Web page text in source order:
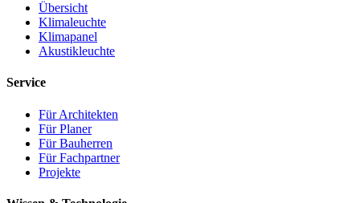
Übersicht
Klimaleuchte
Klimapanel
Akustikleuchte
Service
Für Architekten
Für Planer
Für Bauherren
Für Fachpartner
Projekte